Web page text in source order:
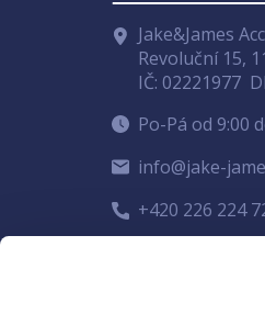
Jake&James
Revoluční 15,
IČ: 02221977
Po-Pá od 9:00
info@jake-
+420 226 224
Tipy, novinky a